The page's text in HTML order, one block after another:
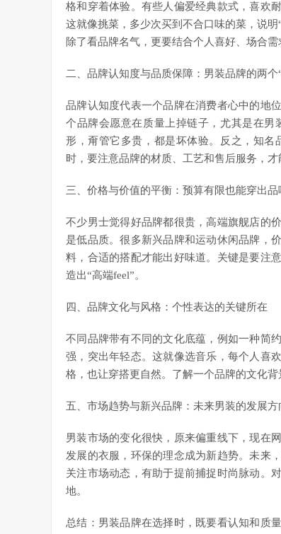
格和穿着体验。有些人偏爱经典款式，喜欢
这就像挑菜，多少次买到不合口味的菜，说
除了看品牌名气，更要结合个人喜好、场合需
二、品牌认知度与品质保障：男装品牌的两个
品牌认知度代表一个品牌在消费者心中的地
个品牌会愿意在质量上掉链子，尤其是在
形，甭管它多贵，都是坏体验。反之，知
时，要注意品牌的材质、工艺和售后服务，才
三、价格与价值的平衡：预算有限也能穿出品
不少男士觉得好品牌都很贵，高端旗舰店的
是低品质。很多新兴品牌和运动休闲品牌，
料，合适的搭配才能出好味道。关键是要注
造出“高端feel”。
四、品牌文化与风格：个性表达的关键所在
不同品牌带有不同的文化底蕴，例如一种简
强，突出年轻态。这就像选音乐，每个人喜
格，也让穿搭更自然。了解一个品牌的文化
五、市场趋势与新兴品牌：未来男装的发展方
男装市场的变化很快，原来偏重线下，现在
发展的衣服，环保的理念成为新趋势。未来
关注市场动态，有助于提前捕捉时尚脉动。
地。
总结：男装品牌在选择时，既要看认知和质